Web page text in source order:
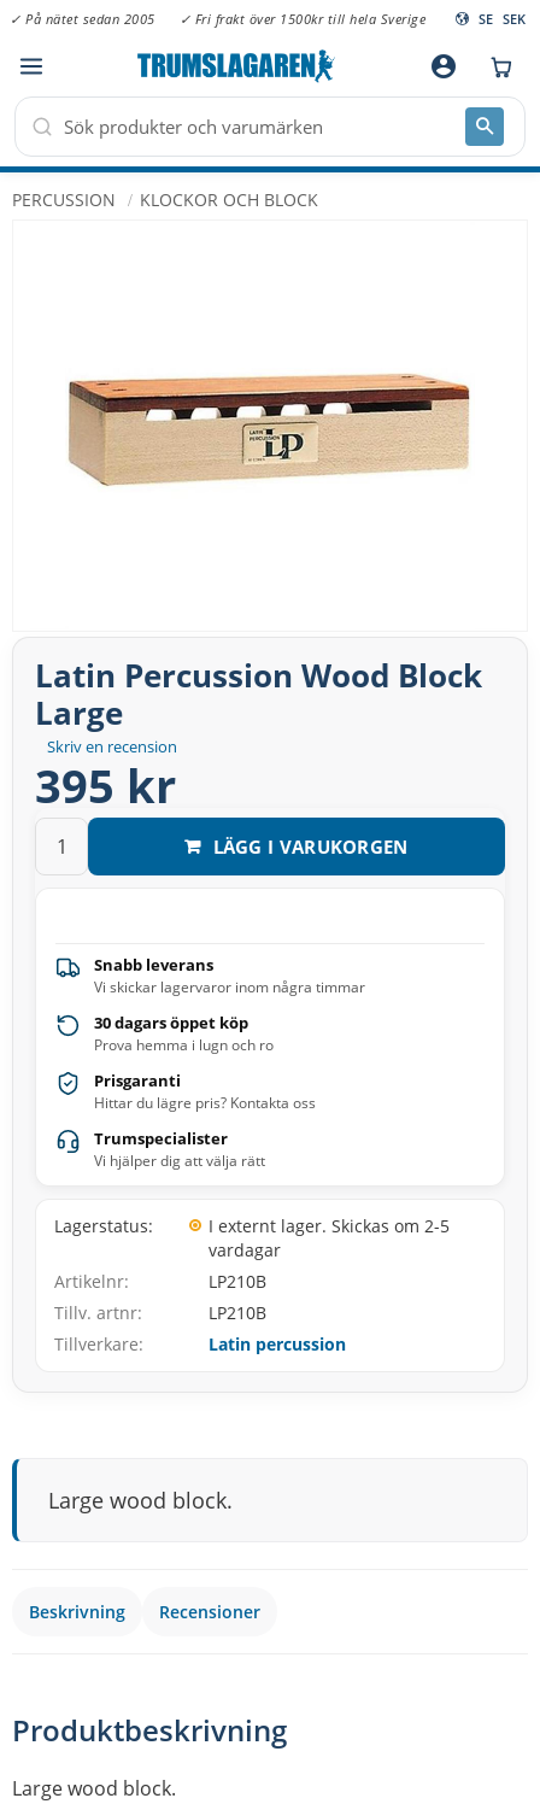
Meny
✓ På nätet sedan 2005 ✓ Fri frakt över 1500kr till hela Sverige SE SEK
account_circle
PERCUSSION KLOCKOR OCH BLOCK
Skriv en recension
Latin Percussion Wood Block
Large
395 kr
LÄGG I VARUKORGEN
Snabb leverans
Vi skickar lagervaror inom några timmar
30 dagars öppet köp
Prova hemma i lugn och ro
Prisgaranti
Hittar du lägre pris? Kontakta oss
Trumspecialister
Vi hjälper dig att välja rätt
Lagerstatus
I externt lager. Skickas om 2-5
vardagar
Artikelnr
LP210B
Tillv. artnr
LP210B
Tillverkare
Latin percussion
Large wood block.
Beskrivning Recensioner
Produktbeskrivning
Large wood block.